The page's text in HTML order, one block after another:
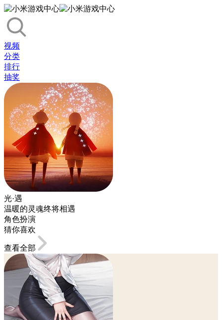
视频
分类
排行
抽奖
光·遇
温暖的灵魂终将相遇
角色扮演
猜你喜欢
查看全部